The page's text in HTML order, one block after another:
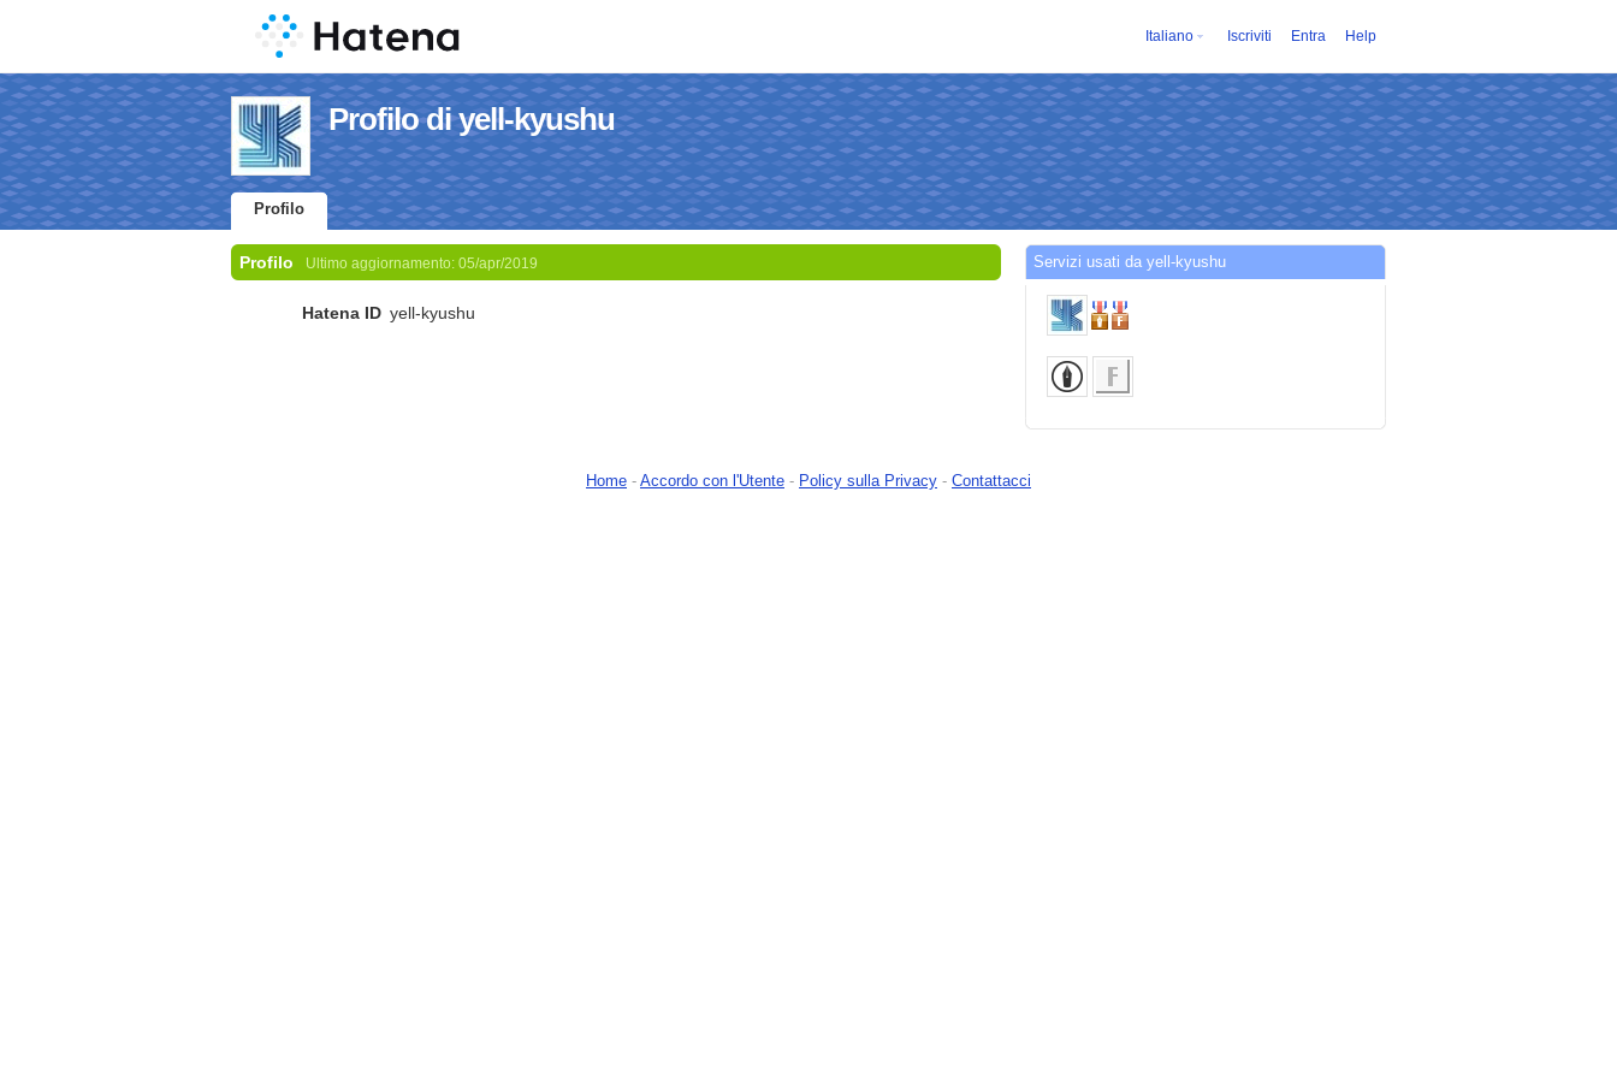
Italiano Iscriviti Entra Help
Profilo di yell-kyushu
Profilo
Profilo Ultimo aggiornamento: 05/apr/2019
Hatena ID yell-kyushu
Servizi usati da yell-kyushu
Home - Accordo con l'Utente - Policy sulla Privacy - Contattacci